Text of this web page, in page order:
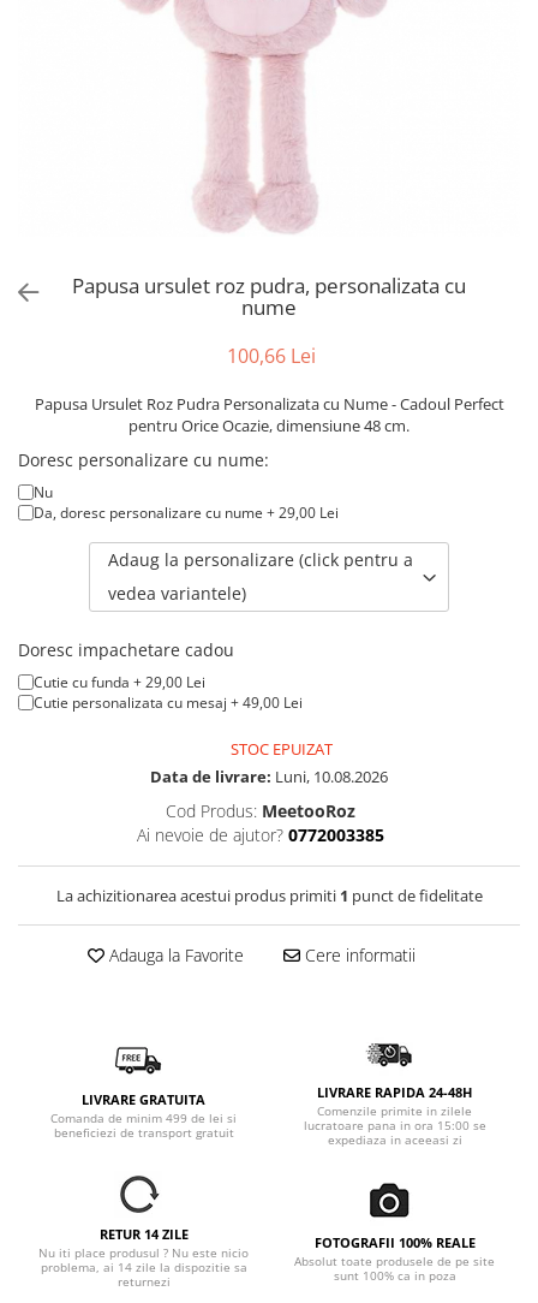
Tablite, Litere si Cifre
Papusa ursulet roz pudra, personalizata cu
nume
100,66 Lei
Papusa Ursulet Roz Pudra Personalizata cu Nume - Cadoul Perfect
pentru Orice Ocazie, dimensiune 48 cm.
Doresc personalizare cu nume:
Nu
Da, doresc personalizare cu nume + 29,00 Lei
Adaug la personalizare (click pentru a
vedea variantele)
Doresc impachetare cadou
Cutie cu funda + 29,00 Lei
Cutie personalizata cu mesaj + 49,00 Lei
STOC EPUIZAT
Data de livrare: Luni, 10.08.2026
Cod Produs: MeetooRoz
Ai nevoie de ajutor? 0772003385
La achizitionarea acestui produs primiti 1 punct de fidelitate
Adauga la Favorite Cere informatii
LIVRARE GRATUITA
Comanda de minim 499 de lei si
beneficiezi de transport gratuit
LIVRARE RAPIDA 24-48H
Comenzile primite in zilele
lucratoare pana in ora 15:00 se
expediaza in aceeasi zi
RETUR 14 ZILE
Nu iti place produsul ? Nu este nicio
problema, ai 14 zile la dispozitie sa
returnezi
FOTOGRAFII 100% REALE
Absolut toate produsele de pe site
sunt 100% ca in poza